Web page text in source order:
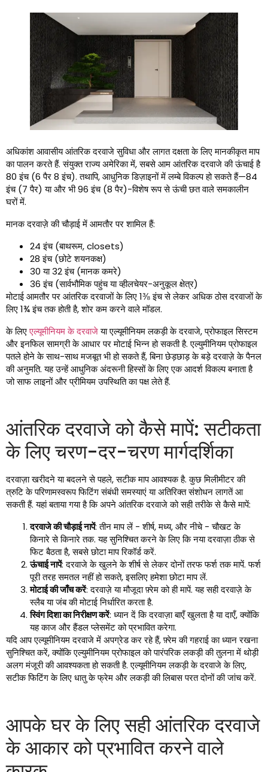
अधिकांश आवासीय आंतरिक दरवाजे सुविधा और लागत दक्षता के लिए मानकीकृत माप
का पालन करते हैं. संयुक्त राज्य अमेरिका में, सबसे आम आंतरिक दरवाजे की ऊंचाई है
80 इंच (6 पैर 8 इंच). तथापि, आधुनिक डिज़ाइनों में लम्बे विकल्प हो सकते हैं—84
इंच (7 पैर) या और भी 96 इंच (8 पैर)-विशेष रूप से ऊंची छत वाले समकालीन
घरों में.
मानक दरवाज़े की चौड़ाई में आमतौर पर शामिल हैं:
24 इंच (बाथरूम, closets)
28 इंच (छोटे शयनकक्ष)
30 या 32 इंच (मानक कमरे)
36 इंच (सार्वभौमिक पहुंच या व्हीलचेयर-अनुकूल क्षेत्र)
मोटाई आमतौर पर आंतरिक दरवाजों के लिए 1⅜ इंच से लेकर अधिक ठोस दरवाजों के
लिए 1¾ इंच तक होती है, शोर कम करने वाले मॉडल.
के लिएएल्यूमीनियम के दरवाजेया एल्यूमीनियम लकड़ी के दरवाजे, प्रोफाइल सिस्टम
और इनफिल सामग्री के आधार पर मोटाई भिन्न हो सकती है. एल्युमीनियम प्रोफाइल
पतले होने के साथ-साथ मजबूत भी हो सकते हैं, बिना छेड़छाड़ के बड़े दरवाज़े के पैनल
की अनुमति. यह उन्हें आधुनिक अंदरूनी हिस्सों के लिए एक आदर्श विकल्प बनाता है
जो साफ लाइनों और प्रीमियम उपस्थिति का पक्ष लेते हैं.
आंतरिक दरवाजे को कैसे मापें: सटीकता
के लिए चरण-दर-चरण मार्गदर्शिका
दरवाज़ा खरीदने या बदलने से पहले, सटीक माप आवश्यक है. कुछ मिलीमीटर की
त्रुटि के परिणामस्वरूप फिटिंग संबंधी समस्याएं या अतिरिक्त संशोधन लागतें आ
सकती हैं. यहां बताया गया है कि अपने आंतरिक दरवाजे को सही तरीके से कैसे मापें:
दरवाजे की चौड़ाई नापें: तीन माप लें - शीर्ष, मध्य, और नीचे - चौखट के
किनारे से किनारे तक. यह सुनिश्चित करने के लिए कि नया दरवाज़ा ठीक से
फिट बैठता है, सबसे छोटा माप रिकॉर्ड करें.
ऊंचाई नापें: दरवाजे के खुलने के शीर्ष से लेकर दोनों तरफ फर्श तक मापें. फर्श
पूरी तरह समतल नहीं हो सकते, इसलिए हमेशा छोटा माप लें.
मोटाई की जाँच करें: दरवाज़े या मौजूदा फ़्रेम को ही मापें. यह सही दरवाज़े के
स्लैब या जंब की मोटाई निर्धारित करता है.
स्विंग दिशा का निरीक्षण करें: ध्यान दें कि दरवाज़ा बाएँ खुलता है या दाएँ, क्योंकि
यह काज और हैंडल प्लेसमेंट को प्रभावित करेगा.
यदि आप एल्यूमीनियम दरवाजे में अपग्रेड कर रहे हैं, फ़्रेम की गहराई का ध्यान रखना
सुनिश्चित करें, क्योंकि एल्युमीनियम प्रोफाइल को पारंपरिक लकड़ी की तुलना में थोड़ी
अलग मंजूरी की आवश्यकता हो सकती है. एल्यूमीनियम लकड़ी के दरवाजे के लिए,
सटीक फिटिंग के लिए धातु के फ्रेम और लकड़ी की लिबास परत दोनों की जांच करें.
आपके घर के लिए सही आंतरिक दरवाजे
के आकार को प्रभावित करने वाले